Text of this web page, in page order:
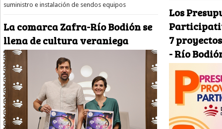
suministro e instalación de sendos equipos
La comarca Zafra-Río Bodión se
llena de cultura veraniega
Los
7
- Río